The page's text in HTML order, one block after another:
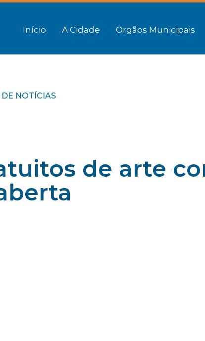
Início A Cidade Orgãos Municipais
NOTÍCIAS
de arte